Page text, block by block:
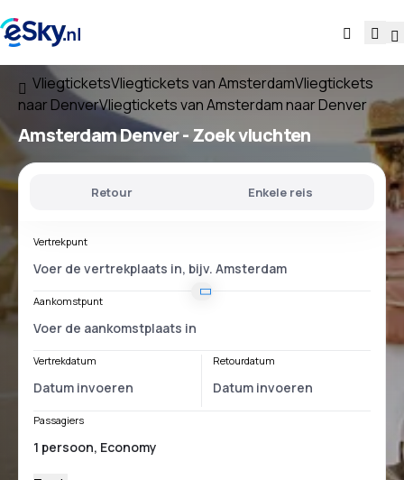
VliegticketsVliegtickets van AmsterdamVliegtickets
naar DenverVliegtickets van Amsterdam naar Denver
Amsterdam Denver- Zoek vluchten
Retour Enkele reis
Vertrekpunt
Aankomstpunt
Vertrekdatum Retourdatum
Passagiers